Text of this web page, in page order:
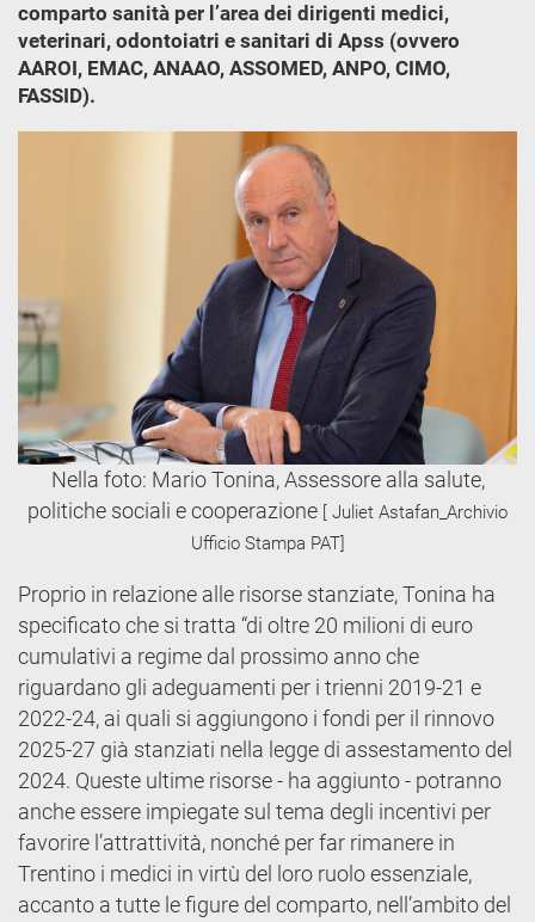
comparto sanità per l’area dei dirigenti medici,
veterinari, odontoiatri e sanitari di Apss (ovvero
AAROI, EMAC, ANAAO, ASSOMED, ANPO, CIMO,
FASSID).
Nella foto: Mario Tonina, Assessore alla salute,
politiche sociali e cooperazione [ Juliet Astafan_Archivio
Ufficio Stampa PAT]
Proprio in relazione alle risorse stanziate, Tonina ha
specificato che si tratta “di oltre 20 milioni di euro
cumulativi a regime dal prossimo anno che
riguardano gli adeguamenti per i trienni 2019-21 e
2022-24, ai quali si aggiungono i fondi per il rinnovo
2025-27 già stanziati nella legge di assestamento del
2024. Queste ultime risorse - ha aggiunto - potranno
anche essere impiegate sul tema degli incentivi per
favorire l’attrattività, nonché per far rimanere in
Trentino i medici in virtù del loro ruolo essenziale,
accanto a tutte le figure del comparto, nell’ambito del